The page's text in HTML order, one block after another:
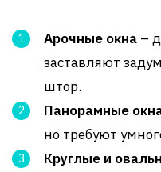
Арочные окна –
заставляют
штор.
Панорамные
но требуют
Круглые и